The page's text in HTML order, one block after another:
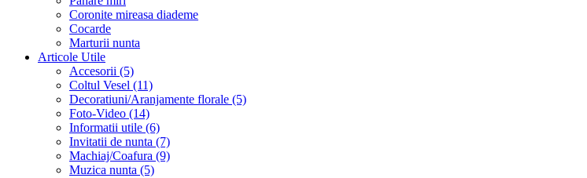
Coronite mireasa diademe
Cocarde
Marturii nunta
Articole Utile
Accesorii (5)
Coltul Vesel (11)
Decoratiuni/Aranjamente florale (5)
Foto-Video (14)
Informatii utile (6)
Invitatii de nunta (7)
Machiaj/Coafura (9)
Muzica nunta (5)